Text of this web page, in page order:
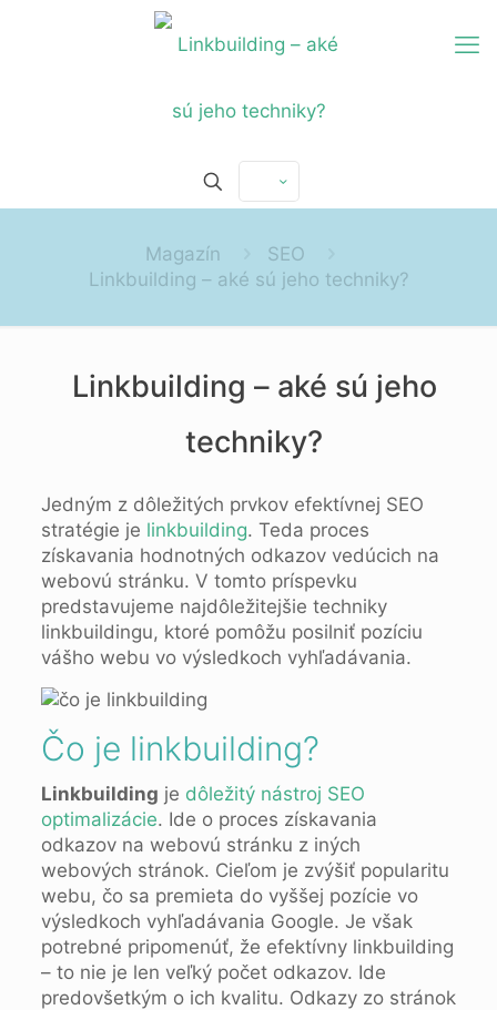
Magazín
SEO
Linkbuilding – aké sú jeho techniky?
Linkbuilding – aké sú jeho
techniky?
Jedným z dôležitých prvkov efektívnej SEO
stratégie je linkbuilding. Teda proces
získavania hodnotných odkazov vedúcich na
webovú stránku. V tomto príspevku
predstavujeme najdôležitejšie techniky
linkbuildingu, ktoré pomôžu posilniť pozíciu
vášho webu vo výsledkoch vyhľadávania.
Čo je linkbuilding?
Linkbuilding je dôležitý nástroj SEO
optimalizácie. Ide o proces získavania
odkazov na webovú stránku z iných
webových stránok. Cieľom je zvýšiť popularitu
webu, čo sa premieta do vyššej pozície vo
výsledkoch vyhľadávania Google. Je však
potrebné pripomenúť, že efektívny linkbuilding
– to nie je len veľký počet odkazov. Ide
predovšetkým o ich kvalitu. Odkazy zo stránok